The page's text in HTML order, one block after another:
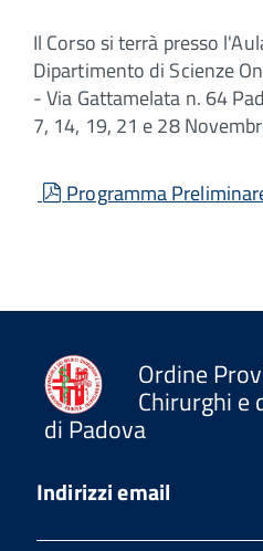
Il Corso si terrà presso
Dipartimento di Scienze
- Via Gattamelata n. 64
7, 14, 19, 21 e 28
pdf
Programma
Ordine
Chirurghi e
di Padova
Indirizzi email